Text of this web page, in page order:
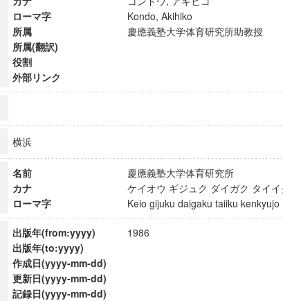
究センター
ンス」
ローマ字
Kondo, Akihiko
所属
慶應義塾大学体育研究所助教授
所属(翻訳)
役割
外部リンク
横浜
名前
慶應義塾大学体育研究所
カナ
ケイオウ ギジュク ダイガク タイ
ローマ字
Keio gijuku daigaku taiiku
出版年(from:yyyy)
1986
出版年(to:yyyy)
作成日(yyyy-mm-dd)
更新日(yyyy-mm-dd)
記録日(yyyy-mm-dd)